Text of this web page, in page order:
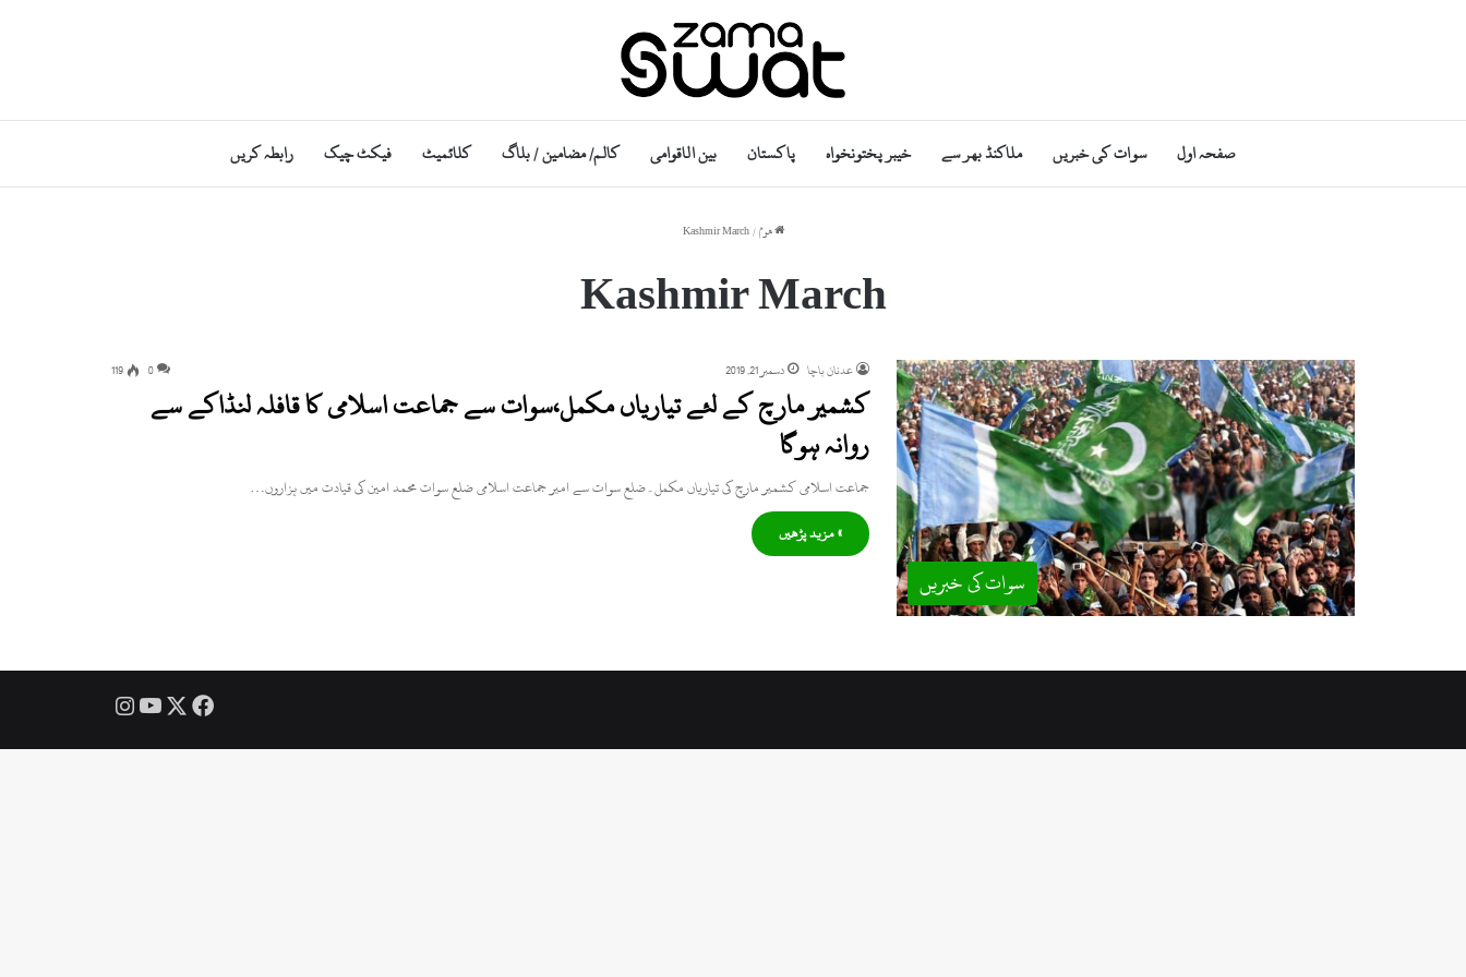
صفحہ اول سوات کی خبریں ملاکنڈ بھر سے خیبر پختونخواہ پاکستان بین الاقوامی کالم/ مضامین / بلاگ کلائمیٹ فیکٹ چیک رابطہ کریں
ھوم /
Kashmir March
Kashmir March
سوات کی خبریں
عدنان باچا دسمبر 21, 2019 0
119
کشمیر مارچ کے لئے تیاریاں مکمل،سوات سے جماعت اسلامی کا قافلہ لنڈاکے سے
روانہ ہوگا
جماعت اسلامی کشمیر مارچ کی تیاریاں مکمل۔ضلع سوات سے امیر جماعت اسلامی ضلع سوات محمد امین کی قیادت میں ہزاروں…
» مزید پڑھیں
Facebook
X
YouTube